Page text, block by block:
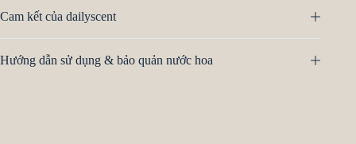
Cam kết của dailyscent
Hướng dẫn sử dụng & bảo quản nước hoa